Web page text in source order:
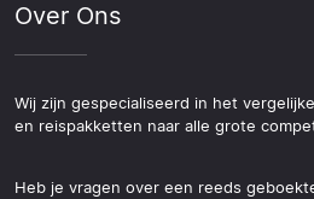
Over Ons
Wij zijn gespecialiseerd in het
en reispakketten naar alle grote
Heb je vragen over een reeds